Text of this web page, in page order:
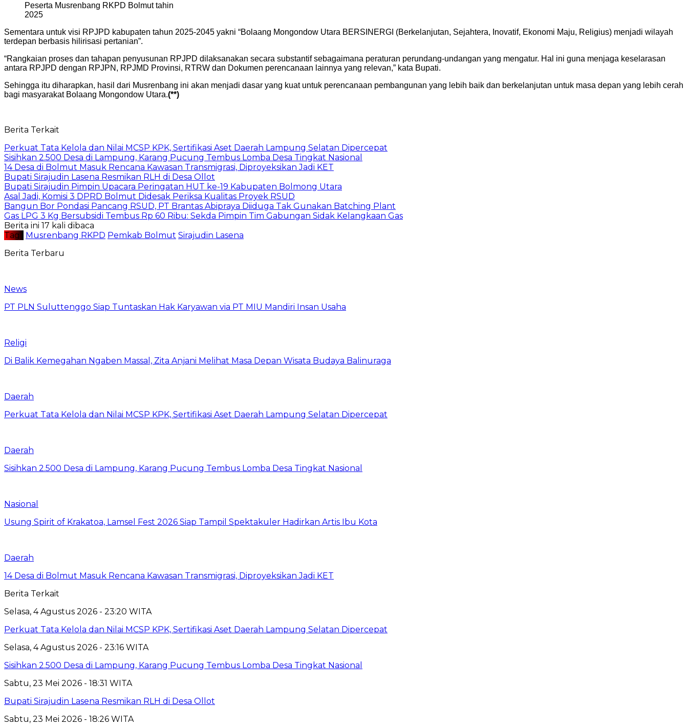
Peserta Musrenbang RKPD Bolmut tahin
2025
Sementara untuk visi RPJPD kabupaten tahun 2025-2045 yakni “Bolaang Mongondow Utara BERSINERGI (Berkelanjutan, Sejahtera, Inovatif, Ekonomi Maju, Religius) menjadi wilayah
terdepan berbasis hilirisasi pertanian”.
“Rangkaian proses dan tahapan penyusunan RPJPD dilaksanakan secara substantif sebagaimana peraturan perundang-undangan yang mengatur. Hal ini guna menjaga keselarasan
antara RPJPD dengan RPJPN, RPJMD Provinsi, RTRW dan Dokumen perencanaan lainnya yang relevan,” kata Bupati.
Sehingga itu diharapkan, hasil dari Musrenbang ini akan menjadi dasar yang kuat untuk perencanaan pembangunan yang lebih baik dan berkelanjutan untuk masa depan yang lebih cerah
bagi masyarakat Bolaang Mongondow Utara.(**)
Berita Terkait
Perkuat Tata Kelola dan Nilai MCSP KPK, Sertifikasi Aset Daerah Lampung Selatan Dipercepat
Sisihkan 2.500 Desa di Lampung, Karang Pucung Tembus Lomba Desa Tingkat Nasional
14 Desa di Bolmut Masuk Rencana Kawasan Transmigrasi, Diproyeksikan Jadi KET
Bupati Sirajudin Lasena Resmikan RLH di Desa Ollot
Bupati Sirajudin Pimpin Upacara Peringatan HUT ke-19 Kabupaten Bolmong Utara
Asal Jadi, Komisi 3 DPRD Bolmut Didesak Periksa Kualitas Proyek RSUD
Bangun Bor Pondasi Pancang RSUD, PT Brantas Abipraya Diiduga Tak Gunakan Batching Plant
Gas LPG 3 Kg Bersubsidi Tembus Rp 60 Ribu: Sekda Pimpin Tim Gabungan Sidak Kelangkaan Gas
Berita ini 17 kali dibaca
Tag :
Musrenbang RKPD Pemkab Bolmut Sirajudin Lasena
Berita Terbaru
News
PT PLN Suluttenggo Siap Tuntaskan Hak Karyawan via PT MIU Mandiri Insan Usaha
Religi
Di Balik Kemegahan Ngaben Massal, Zita Anjani Melihat Masa Depan Wisata Budaya Balinuraga
Daerah
Perkuat Tata Kelola dan Nilai MCSP KPK, Sertifikasi Aset Daerah Lampung Selatan Dipercepat
Daerah
Sisihkan 2.500 Desa di Lampung, Karang Pucung Tembus Lomba Desa Tingkat Nasional
Nasional
Usung Spirit of Krakatoa, Lamsel Fest 2026 Siap Tampil Spektakuler Hadirkan Artis Ibu Kota
Daerah
14 Desa di Bolmut Masuk Rencana Kawasan Transmigrasi, Diproyeksikan Jadi KET
Berita Terkait
Selasa, 4 Agustus 2026 - 23:20 WITA
Perkuat Tata Kelola dan Nilai MCSP KPK, Sertifikasi Aset Daerah Lampung Selatan Dipercepat
Selasa, 4 Agustus 2026 - 23:16 WITA
Sisihkan 2.500 Desa di Lampung, Karang Pucung Tembus Lomba Desa Tingkat Nasional
Sabtu, 23 Mei 2026 - 18:31 WITA
Bupati Sirajudin Lasena Resmikan RLH di Desa Ollot
Sabtu, 23 Mei 2026 - 18:26 WITA